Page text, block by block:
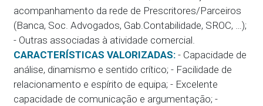
acompanhamento da rede de Prescritores/Parceiros
(Banca, Soc. Advogados, Gab.Contabilidade, SROC, …);
- Outras associadas à atividade comercial.
CARACTERÍSTICAS VALORIZADAS: - Capacidade de
análise, dinamismo e sentido crítico; - Facilidade de
relacionamento e espírito de equipa; - Excelente
capacidade de comunicação e argumentação; -